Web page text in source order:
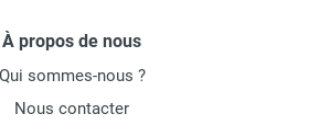
À propos de nous
Qui sommes-nous ?
Nous contacter